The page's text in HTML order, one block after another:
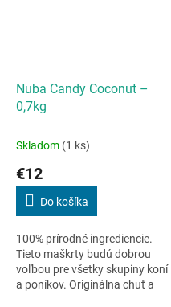
Nuba Candy Coconut –
0,7kg
Skladom (1 ks)
€12
Do košíka
100% prírodné ingrediencie.
Tieto maškrty budú dobrou
voľbou pre všetky skupiny koní
a poníkov. Originálna chuť a
textúra sú skvelým spestrením.